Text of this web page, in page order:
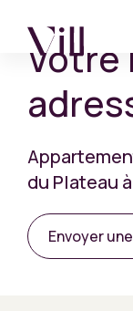
Votre
du Plateau
Envoyer